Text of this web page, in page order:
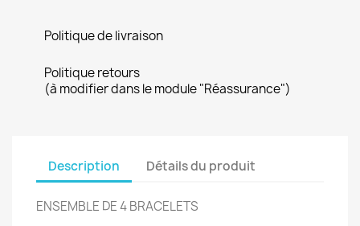
Politique de livraison
Politique retours
(à modifier dans le module "Réassurance")
Description Détails du produit
ENSEMBLE DE 4 BRACELETS